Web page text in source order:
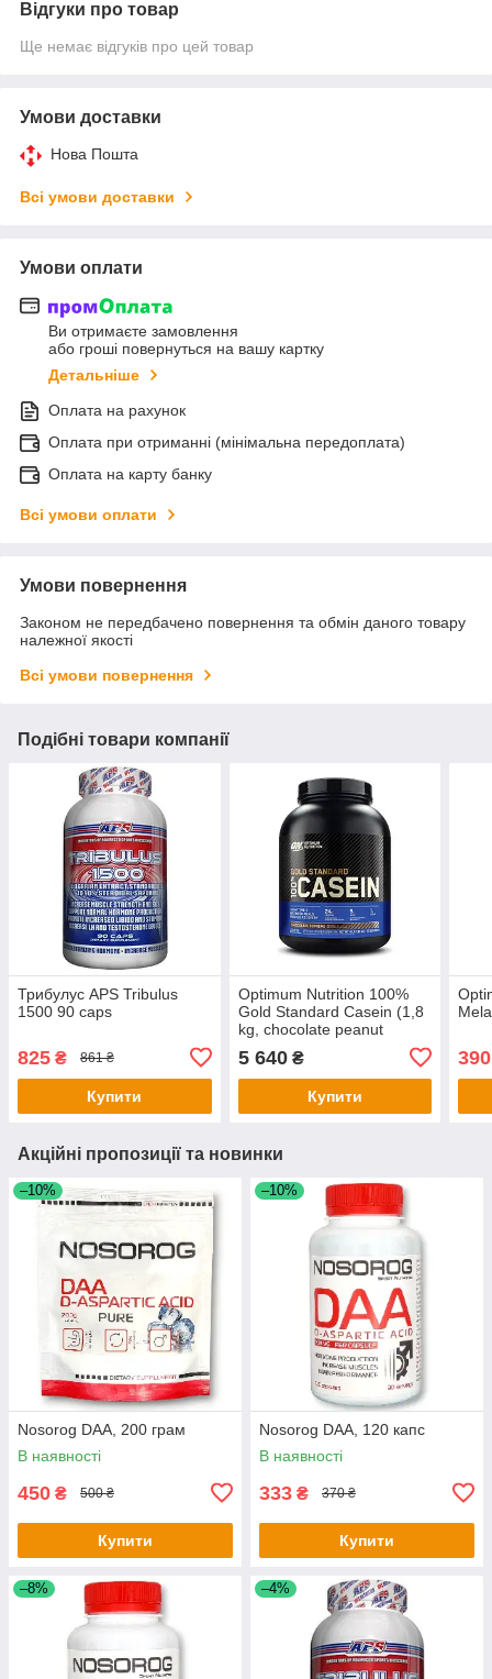
Відгуки про товар
Ще немає відгуків про цей товар
Умови доставки
Нова Пошта
Всі умови доставки
Умови оплати
Ви отримаєте замовлення
або гроші повернуться на вашу картку
Детальніше
Оплата на рахунок
Оплата при отриманні (мінімальна передоплата)
Оплата на карту банку
Всі умови оплати
Умови повернення
Законом не передбачено повернення та обмін даного товару
належної якості
Всі умови повернення
Подібні товари компанії
Трибулус APS Tribulus
1500 90 caps
825 ₴ 861 ₴
Купити
Optimum Nutrition 100%
Gold Standard Casein (1,8
kg, chocolate peanut
5 640₴
Купити
390
Акційні пропозиції та новинки
–10%
Nosorog DAA, 200 грам
В наявності
450 ₴ 500 ₴
Купити
–10%
Nosorog DAA, 120 капс
В наявності
333 ₴ 370 ₴
Купити
–8% –4%